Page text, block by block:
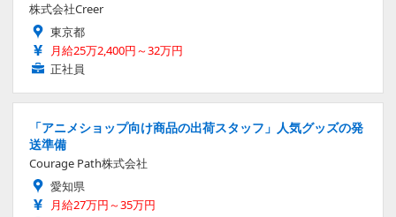
株式会社Creer
東京都
月給25万2,400円～32万円
正社員
「アニメショップ向け商品の出荷スタッフ」人気グッズの発
送準備
Courage Path株式会社
愛知県
月給27万円～35万円